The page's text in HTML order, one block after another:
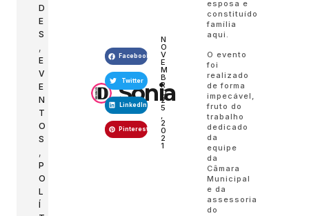
D
E
S
E
V
E
N
T
O
S
P
O
L
Í
Sonia
Facebook
Twitter
LinkedIn
Pinterest
N
O
V
E
M
B
R
O
2
5
,
2
0
2
1
esposa e
constituído
família
aqui.
O evento
foi
realizado
de forma
impecável,
fruto do
trabalho
dedicado
da
equipe
da
Câmara
Municipal
e da
assessoria
do